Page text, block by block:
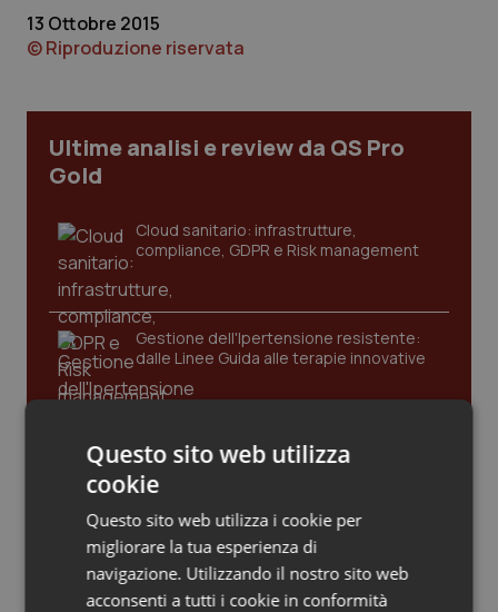
Campania
Emilia-Romagna
Friuli Venezia Giulia
Lazio
Liguria
Lombardia
Molise
Piemonte
Provincia Autonoma di Bolzano
Car-T
Colesterolo & coronaropatie
Dermatite Atopica
Diabete & glucometri
Disturbi dell’umore
Dolore
Epatiti
HIV
Infezioni & Febbre
13 Ottobre 2015
© Riproduzione riservata
Ultime analisi e review da QS Pro
Gold
Cloud sanitario: infrastrutture,
compliance, GDPR e Risk management
Gestione dell'Ipertensione resistente:
dalle Linee Guida alle terapie innovative
Leadership Infermieristica 2026: nuovi
modelli di responsabilità e autonomia
Leadership Medica 2026: guidare team
clinici ad alte prestazioni
Questo sito web utilizza
cookie
Questo sito web utilizza i cookie per
migliorare la tua esperienza di
navigazione. Utilizzando il nostro sito web
acconsenti a tutti i cookie in conformità